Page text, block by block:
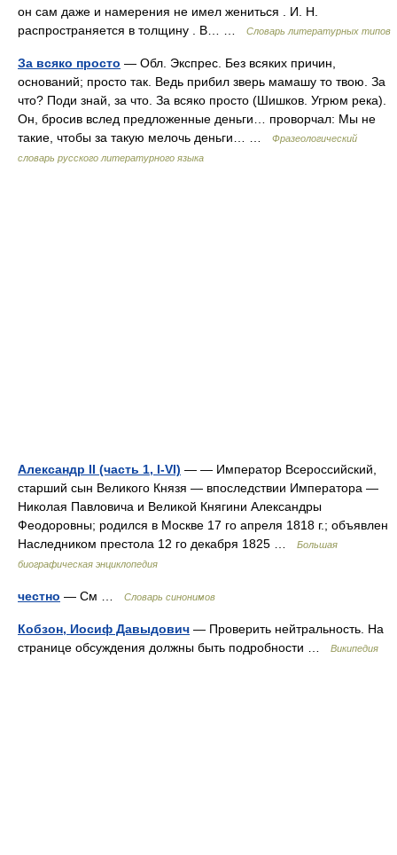
он сам даже и намерения не имел жениться . И. Н.
распространяется в толщину . В… …
Словарь литературных типов
За всяко просто — Обл. Экспрес. Без всяких причин,
оснований; просто так. Ведь прибил зверь мамашу то твою. За
что? Поди знай, за что. За всяко просто (Шишков. Угрюм река).
Он, бросив вслед предложенные деньги… проворчал: Мы не
такие, чтобы за такую мелочь деньги… …
Фразеологический
словарь русского литературного языка
Александр II (часть 1, I-VI) — — Император Всероссийский,
старший сын Великого Князя — впоследствии Императора —
Николая Павловича и Великой Княгини Александры
Феодоровны; родился в Москве 17 го апреля 1818 г.; объявлен
Наследником престола 12 го декабря 1825 …
Большая
биографическая энциклопедия
честно — См … Словарь синонимов
Кобзон, Иосиф Давыдович — Проверить нейтральность. На
странице обсуждения должны быть подробности …
Википедия